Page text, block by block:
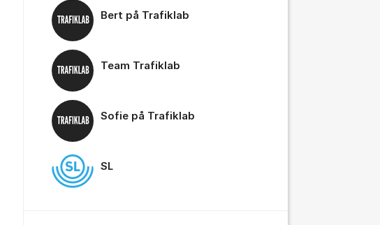
Bert på Trafiklab
Team Trafiklab
Sofie på Trafiklab
SL